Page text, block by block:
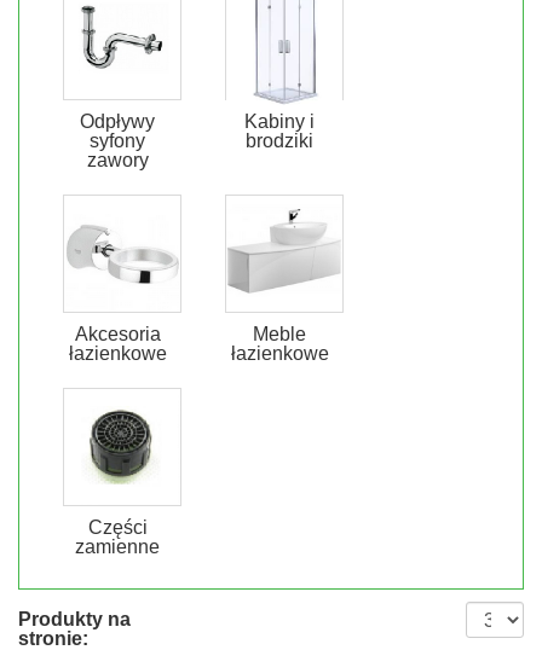
Odpływy
syfony
zawory
Kabiny i
brodziki
Akcesoria
łazienkowe
Meble
łazienkowe
Części
zamienne
Produkty na
stronie: